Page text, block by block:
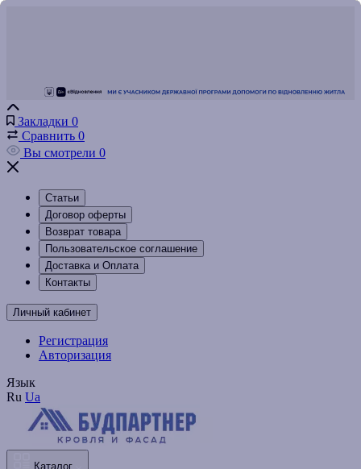
Закладки 0
Сравнить 0
Вы смотрели 0
Статьи
Договор оферты
Возврат товара
Пользовательское соглашение
Доставка и Оплата
Контакты
Личный кабинет
Регистрация
Авторизация
Язык
Ru Ua
Каталог